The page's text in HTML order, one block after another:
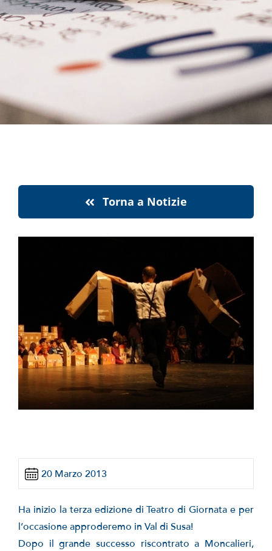
notizie
stranaragione
Cerca
Torna a Notizie
20 Marzo 2013
Ha inizio la terza edizione di Teatro di Giornata e per
l’occasione approderemo in Val di Susa!
Dopo il grande successo riscontrato a Moncalieri,